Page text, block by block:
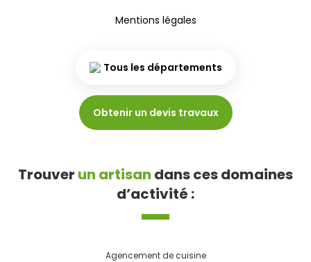
Mentions légales
Tous les départements
Obtenir un devis travaux
Trouver un artisan dans ces domaines
d’activité :
Agencement de cuisine